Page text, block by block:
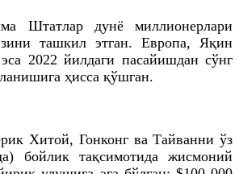
Штатлар дунё миллионерлари
ташкил этган. Европа, Яқин
2022 йилдаги пасайишдан сўнг
ҳисса қўшган.
Хитой, Гонконг ва Тайванни ўз
бойлик тақсимотида жисмоний